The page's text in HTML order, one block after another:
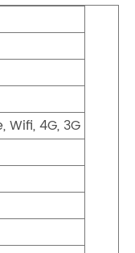
Wifi, 4G, 3G